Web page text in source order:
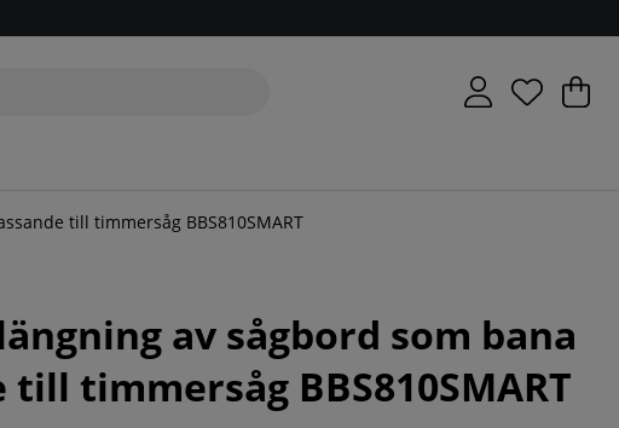
.
till timmersåg BBS810SMART
av sågbord som bana
till timmersåg BBS810SMART